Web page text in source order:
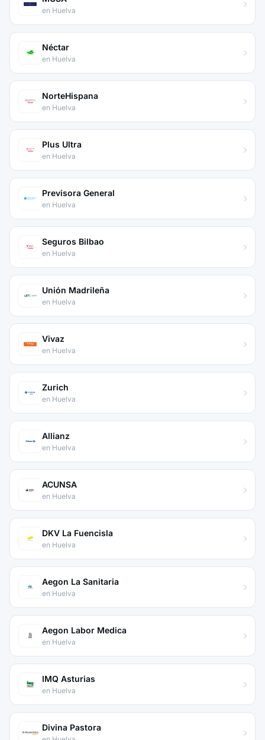
en Huelva
Néctar
en Huelva
NorteHispana
en Huelva
Plus Ultra
en Huelva
Previsora General
en Huelva
Seguros Bilbao
en Huelva
Unión Madrileña
en Huelva
Vivaz
en Huelva
Zurich
en Huelva
Allianz
en Huelva
ACUNSA
en Huelva
DKV La Fuencisla
en Huelva
Aegon La Sanitaria
en Huelva
Aegon Labor Medica
en Huelva
IMQ Asturias
en Huelva
Divina Pastora